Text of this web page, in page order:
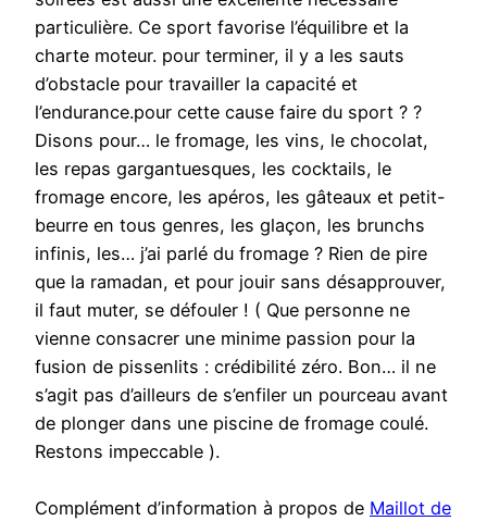
particulière. Ce sport favorise l’équilibre et la
charte moteur. pour terminer, il y a les sauts
d’obstacle pour travailler la capacité et
l’endurance.pour cette cause faire du sport ? ?
Disons pour… le fromage, les vins, le chocolat,
les repas gargantuesques, les cocktails, le
fromage encore, les apéros, les gâteaux et petit-
beurre en tous genres, les glaçon, les brunchs
infinis, les… j’ai parlé du fromage ? Rien de pire
que la ramadan, et pour jouir sans désapprouver,
il faut muter, se défouler ! ( Que personne ne
vienne consacrer une minime passion pour la
fusion de pissenlits : crédibilité zéro. Bon… il ne
s’agit pas d’ailleurs de s’enfiler un pourceau avant
de plonger dans une piscine de fromage coulé.
Restons impeccable ).
Complément d’information à propos de Maillot de